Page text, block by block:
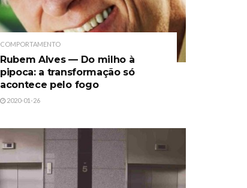
COMPORTAMENTO
Rubem Alves — Do milho à
pipoca: a transformação só
acontece pelo fogo
2020-01-26